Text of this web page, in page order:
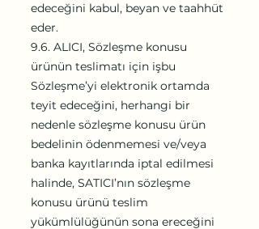
edeceğini kabul, beyan ve taahhüt
eder.
9.6. ALICI, Sözleşme konusu
ürünün teslimatı için işbu
Sözleşme’yi elektronik ortamda
teyit edeceğini, herhangi bir
nedenle sözleşme konusu ürün
bedelinin ödenmemesi ve/veya
banka kayıtlarında iptal edilmesi
halinde, SATICI’nın sözleşme
konusu ürünü teslim
yükümlülüğünün sona ereceğini